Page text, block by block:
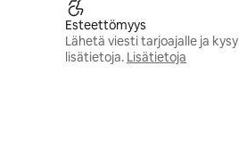
Esteettömyys
Lähetä viesti tarjoajalle ja kysy
lisätietoja. Lisätietoja